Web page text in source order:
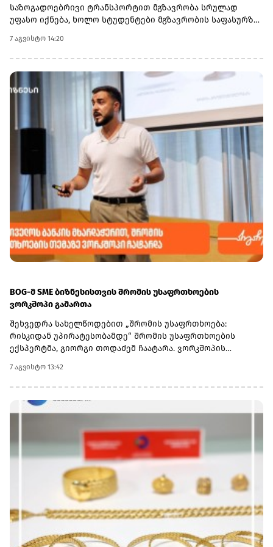
სახსრებს დააგროვებს.
საზოგადოებრივი ტრანსპორტით მგზავრობა სრულად
უფასო იქნება, ხოლო სტუდენტები მგზავრობის საფასურზე
7 აგვისტო 14:20
BOG-მ SME ბიზნესისთვის შრომის უსაფრთხოების
ვორკშოპი გამართა
შეხვედრა სახელწოდებით „შრომის უსაფრთხოება:
რისკიდან უპირატესობამდე“ შრომის უსაფრთხოების
ექსპერტმა, გიორგი თოდაძემ ჩაატარა. ვორკშოპის
იმის შესახებ, თუ როგორ იქცევა უსაფრთხოების
სტანდარტების დანერგვა ბიზნესის მდგრადი
განვითარების, ფინანსური სტაბილურობისა და
რეპუტაციის გაძლიერების ინსტრუმენტად.ღონისძიებაზე
როგორიცაა უსაფრთხოების ეკონომიკა და ინვესტიციის
უკუგება (ROI); როგორ გადაიქცეს უსაფრთხოება ბიზნესის
სტრატეგიულ უპირატესობად; თანამშრომელთა
რესურსების მართვა; ლიდერის როლი უსაფრთხოების
კულტურის ჩამოყალიბებაში და ნდობაზე დაფუძნებული
სამუშაო გარემოს შექმნა.მონაწილეებმა ასევე მიიღეს
პრაქტიკული რეკომენდაციები კრიზისების მართვისა და
ბიზნესის უწყვეტობის დაგეგმვის (BCP) მიმართულებით -
როგორ მოემზადონ კომპანიები ფორსმაჟორული
სიტუაციებისთვის და შეამცირონ შესაძლო ფინანსური თუ
7 აგვისტო 13:42